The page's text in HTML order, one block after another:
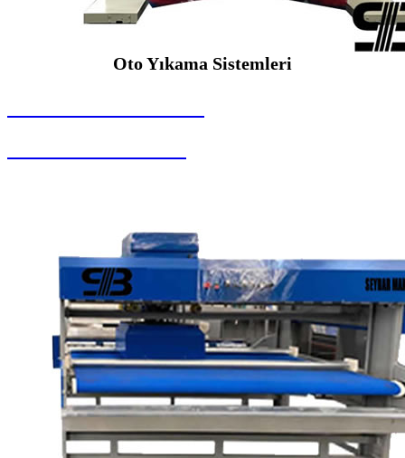
Oto Yıkama Sistemleri